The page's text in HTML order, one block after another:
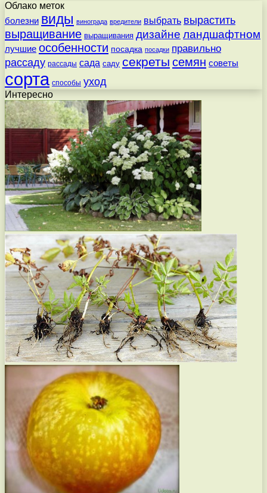
Облако меток
болезни виды винограда вредители выбрать вырастить
выращивание выращивания дизайне ландшафтном
лучшие особенности посадка посадки правильно
рассаду рассады сада саду секреты семян советы
сорта способы уход
Интересно